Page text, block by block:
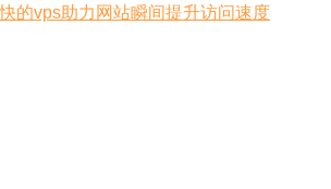
的vps助力网站瞬间提升访问速度